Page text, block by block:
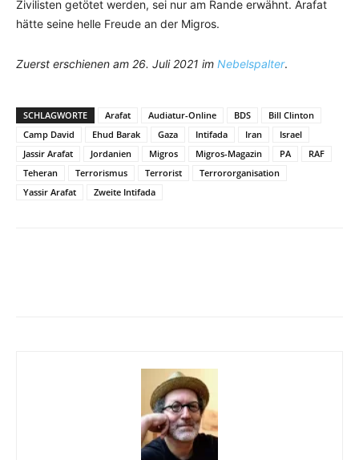
Zivilisten getötet werden, sei nur am Rande erwähnt. Arafat
hätte seine helle Freude an der Migros.
Zuerst erschienen am 26. Juli 2021 im Nebelspalter.
SCHLAGWORTE Arafat Audiatur-Online BDS
Bill Clinton
Camp David
Ehud Barak Gaza Intifada Iran
Israel
Jassir Arafat
Jordanien Migros Migros-Magazin PA
RAF
Teheran
Terrorismus Terrorist
Terrororganisation
Yassir Arafat
Zweite Intifada